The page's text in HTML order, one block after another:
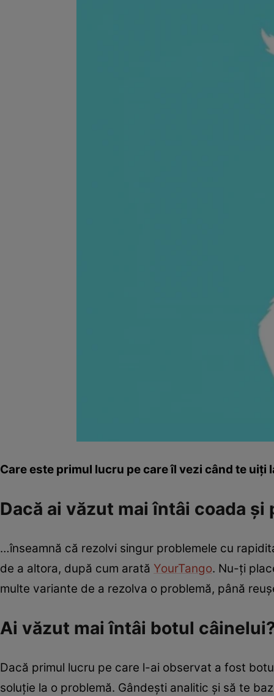
Care este primul lucru pe care îl vezi când te uiți
Dacă ai văzut mai întâi coada
…înseamnă că rezolvi singur problemele cu
de a altora, după cum arată YourTango. Nu-ți
multe variante de a rezolva o problemă, până
Ai văzut mai întâi botul
Dacă primul lucru pe care l-ai observat a fost
soluție la o problemă. Gândeşti analitic și să te